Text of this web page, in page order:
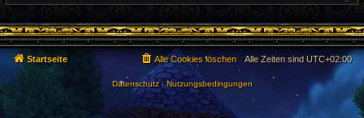
r
g
e
r
B
e
i
t
r
Startseite Alle Zeiten sind UTC+02:00
Alle Cookies löschen
Datenschutz|Nutzungsbedingungen